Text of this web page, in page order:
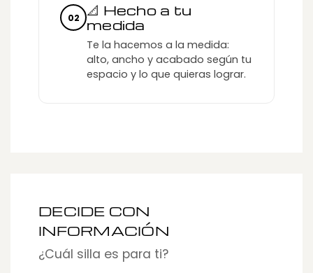
02
📐 Hecho a tu
medida
Te la hacemos a la medida:
alto, ancho y acabado según tu
espacio y lo que quieras lograr.
DECIDE CON
INFORMACIÓN
¿Cuál silla es para ti?